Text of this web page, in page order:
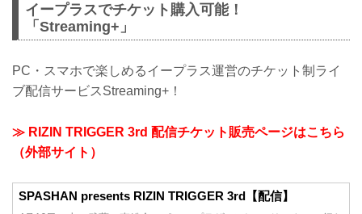
星花 浅倉カンナ vs. SARAMI 他 是非、
イープラスでチケット購入可能！
「Streaming+」
PC・スマホで楽しめるイープラス運営のチケット制ライ
ブ配信サービスStreaming+！
≫ RIZIN TRIGGER 3rd 配信チケット販売ページはこちら
（外部サイト）
SPASHAN presents RIZIN TRIGGER 3rd【配信】